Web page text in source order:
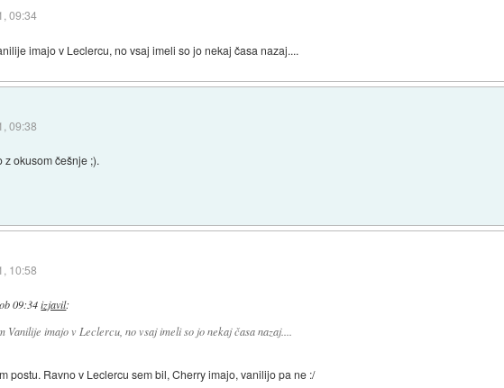
09:34
imajo v Leclercu, no vsaj imeli so jo nekaj časa nazaj....
09:38
z okusom češnje ;).
10:58
09:34 izjavil:
Vanilije imajo v Leclercu, no vsaj imeli so jo nekaj časa nazaj....
postu. Ravno v Leclercu sem bil, Cherry imajo, vanilijo pa ne :/